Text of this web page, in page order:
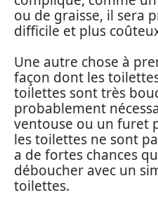
ou de graisse, il sera
difficile et plus
Une autre chose à
façon dont les
toilettes sont très
probablement
ventouse ou un furet
les toilettes ne sont
a de fortes chances
déboucher avec un
toilettes.